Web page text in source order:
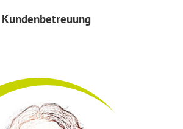
Kundenbetreuung